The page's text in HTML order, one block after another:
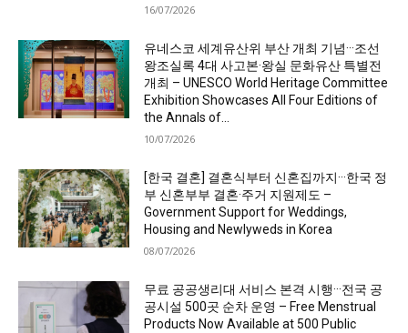
16/07/2026
유네스코 세계유산위 부산 개최 기념···조선
왕조실록 4대 사고본·왕실 문화유산 특별전
개최 – UNESCO World Heritage Committee
Exhibition Showcases All Four Editions of
the Annals of...
10/07/2026
[한국 결혼] 결혼식부터 신혼집까지···한국 정
부 신혼부부 결혼·주거 지원제도 –
Government Support for Weddings,
Housing and Newlyweds in Korea
08/07/2026
무료 공공생리대 서비스 본격 시행···전국 공
공시설 500곳 순차 운영 – Free Menstrual
Products Now Available at 500 Public